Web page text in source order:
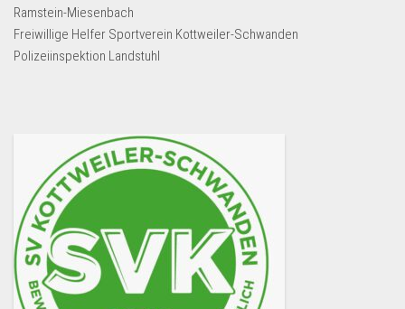
Ramstein-Miesenbach
Freiwillige Helfer Sportverein Kottweiler-Schwanden
Polizeiinspektion Landstuhl